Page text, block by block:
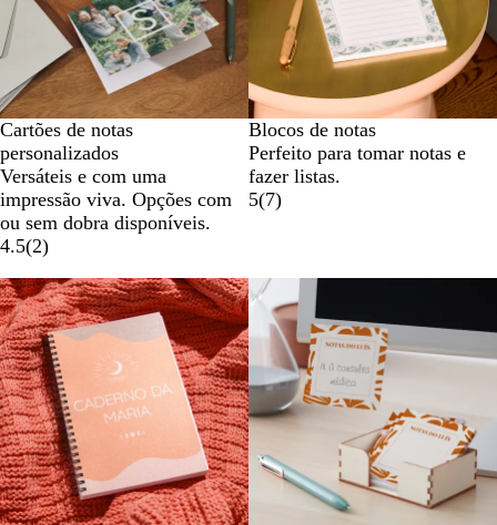
Cartões de notas
personalizados
Versáteis e com uma
impressão viva. Opções com
ou sem dobra disponíveis.
4.5(2)
Blocos de notas
Perfeito para tomar notas e
fazer listas.
5(7)